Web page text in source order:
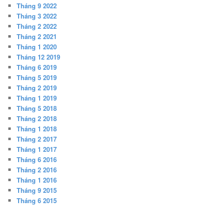
Tháng 9 2022
Tháng 3 2022
Tháng 2 2022
Tháng 2 2021
Tháng 1 2020
Tháng 12 2019
Tháng 6 2019
Tháng 5 2019
Tháng 2 2019
Tháng 1 2019
Tháng 5 2018
Tháng 2 2018
Tháng 1 2018
Tháng 2 2017
Tháng 1 2017
Tháng 6 2016
Tháng 2 2016
Tháng 1 2016
Tháng 9 2015
Tháng 6 2015